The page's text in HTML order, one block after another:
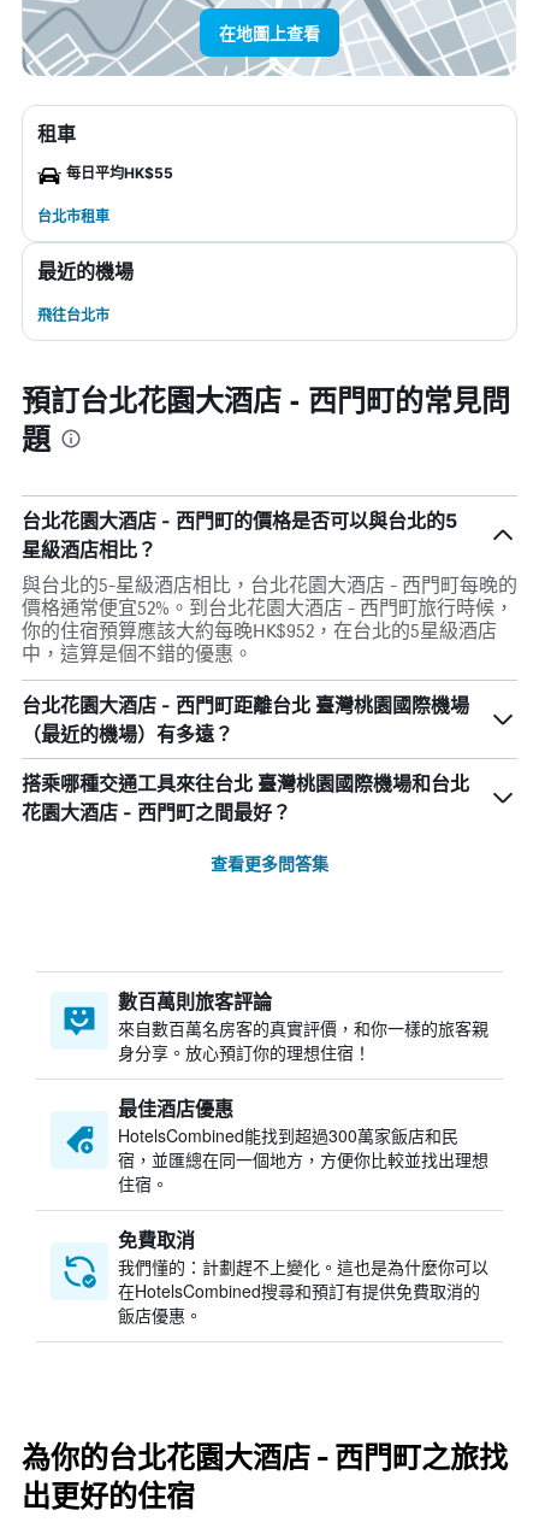
在地圖上查看
租車
每日平均HK$55
台北市租車
最近的機場
飛往台北市
預訂台北花園大酒店 - 西門町的常見問
題
台北花園大酒店 - 西門町的價格是否可以與台北的5
星級酒店相比？
與台北的5-星級酒店相比，台北花園大酒店 - 西門町每晚的
價格通常便宜52%。到台北花園大酒店 - 西門町旅行時候，
你的住宿預算應該大約每晚HK$952，在台北的5星級酒店
中，這算是個不錯的優惠。
台北花園大酒店 - 西門町距離台北 臺灣桃園國際機場
（最近的機場）有多遠？
搭乘哪種交通工具來往台北 臺灣桃園國際機場和台北
花園大酒店 - 西門町之間最好？
查看更多問答集
數百萬則旅客評論
來自數百萬名房客的真實評價，和你一樣的旅客親
身分享。放心預訂你的理想住宿！
最佳酒店優惠
HotelsCombined​能找到超過300萬家飯店和民
宿，並匯總在同一個地方，方便你比較並找出理想
住宿。
免費取消
我們懂的：計劃趕不上變化。這也是為什麼你可以
在HotelsCombined搜尋和預訂有提供免費取消的
飯店優惠。
為你的台北花園大酒店 - 西門町之旅找
出更好的住宿